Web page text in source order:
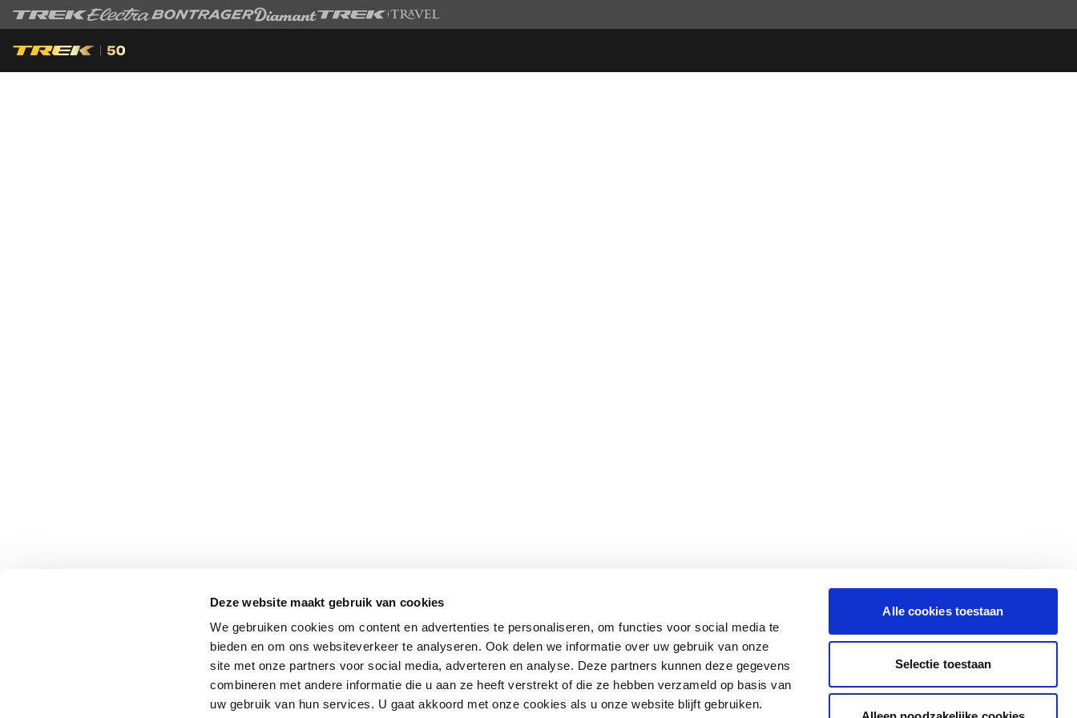
Deze website maakt gebruik van cookies
We gebruiken cookies om content en advertenties te personaliseren, om functies voor social media te
bieden en om ons websiteverkeer te analyseren. Ook delen we informatie over uw gebruik van onze
site met onze partners voor social media, adverteren en analyse. Deze partners kunnen deze gegevens
combineren met andere informatie die u aan ze heeft verstrekt of die ze hebben verzameld op basis van
uw gebruik van hun services. U gaat akkoord met onze cookies als u onze website blijft gebruiken.
Alle cookies toestaan
Selectie toestaan